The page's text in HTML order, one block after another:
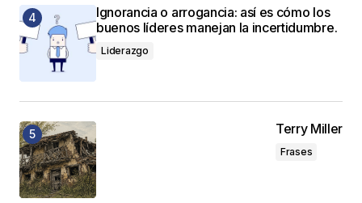
Ignorancia o arrogancia: así es cómo los
buenos líderes manejan la incertidumbre.
Liderazgo
Terry Miller
Frases